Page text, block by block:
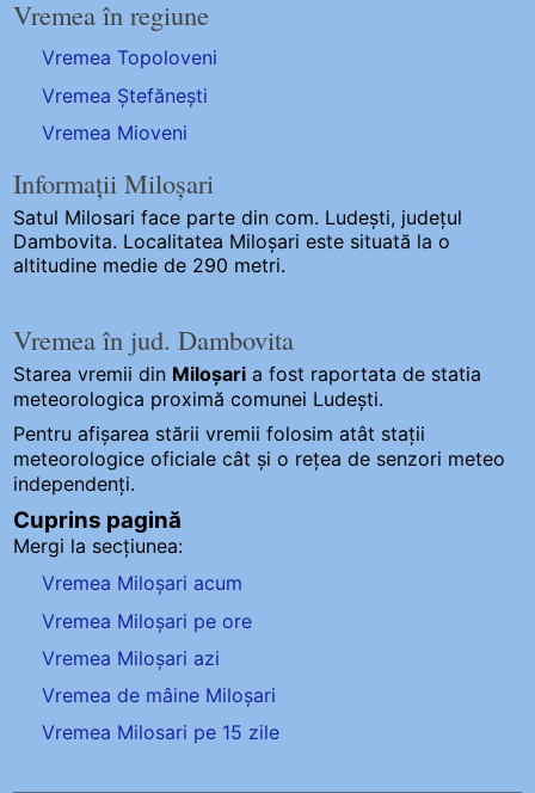
Vremea în regiune
Vremea Topoloveni
Vremea Ștefănești
Vremea Mioveni
Informații Miloșari
Satul Milosari face parte din com. Ludești, județul
Dambovita. Localitatea Miloșari este situată la o
altitudine medie de 290 metri.
Vremea în jud. Dambovita
Starea vremii din Miloșari a fost raportata de statia
meteorologica proximă comunei Ludești.
Pentru afișarea stării vremii folosim atât stații
meteorologice oficiale cât și o rețea de senzori meteo
independenți.
Cuprins pagină
Mergi la secțiunea:
Vremea Miloșari acum
Vremea Miloșari pe ore
Vremea Miloșari azi
Vremea de mâine Miloșari
Vremea Milosari pe 15 zile